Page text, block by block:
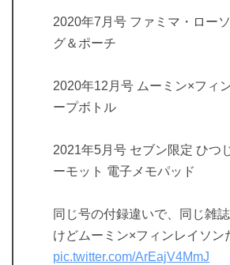
2020年7月号 ファミマ・ロー
グ＆ポーチ
2020年12月号 ムーミン×フィ
ープボトル
2021年5月号 セブン限定 ひつ
ーモット 電子メモパッド
同じ号の付録違いで、同じ雑
けどムーミン×フィンレイソン
pic.twitter.com/ArEajV4MmJ